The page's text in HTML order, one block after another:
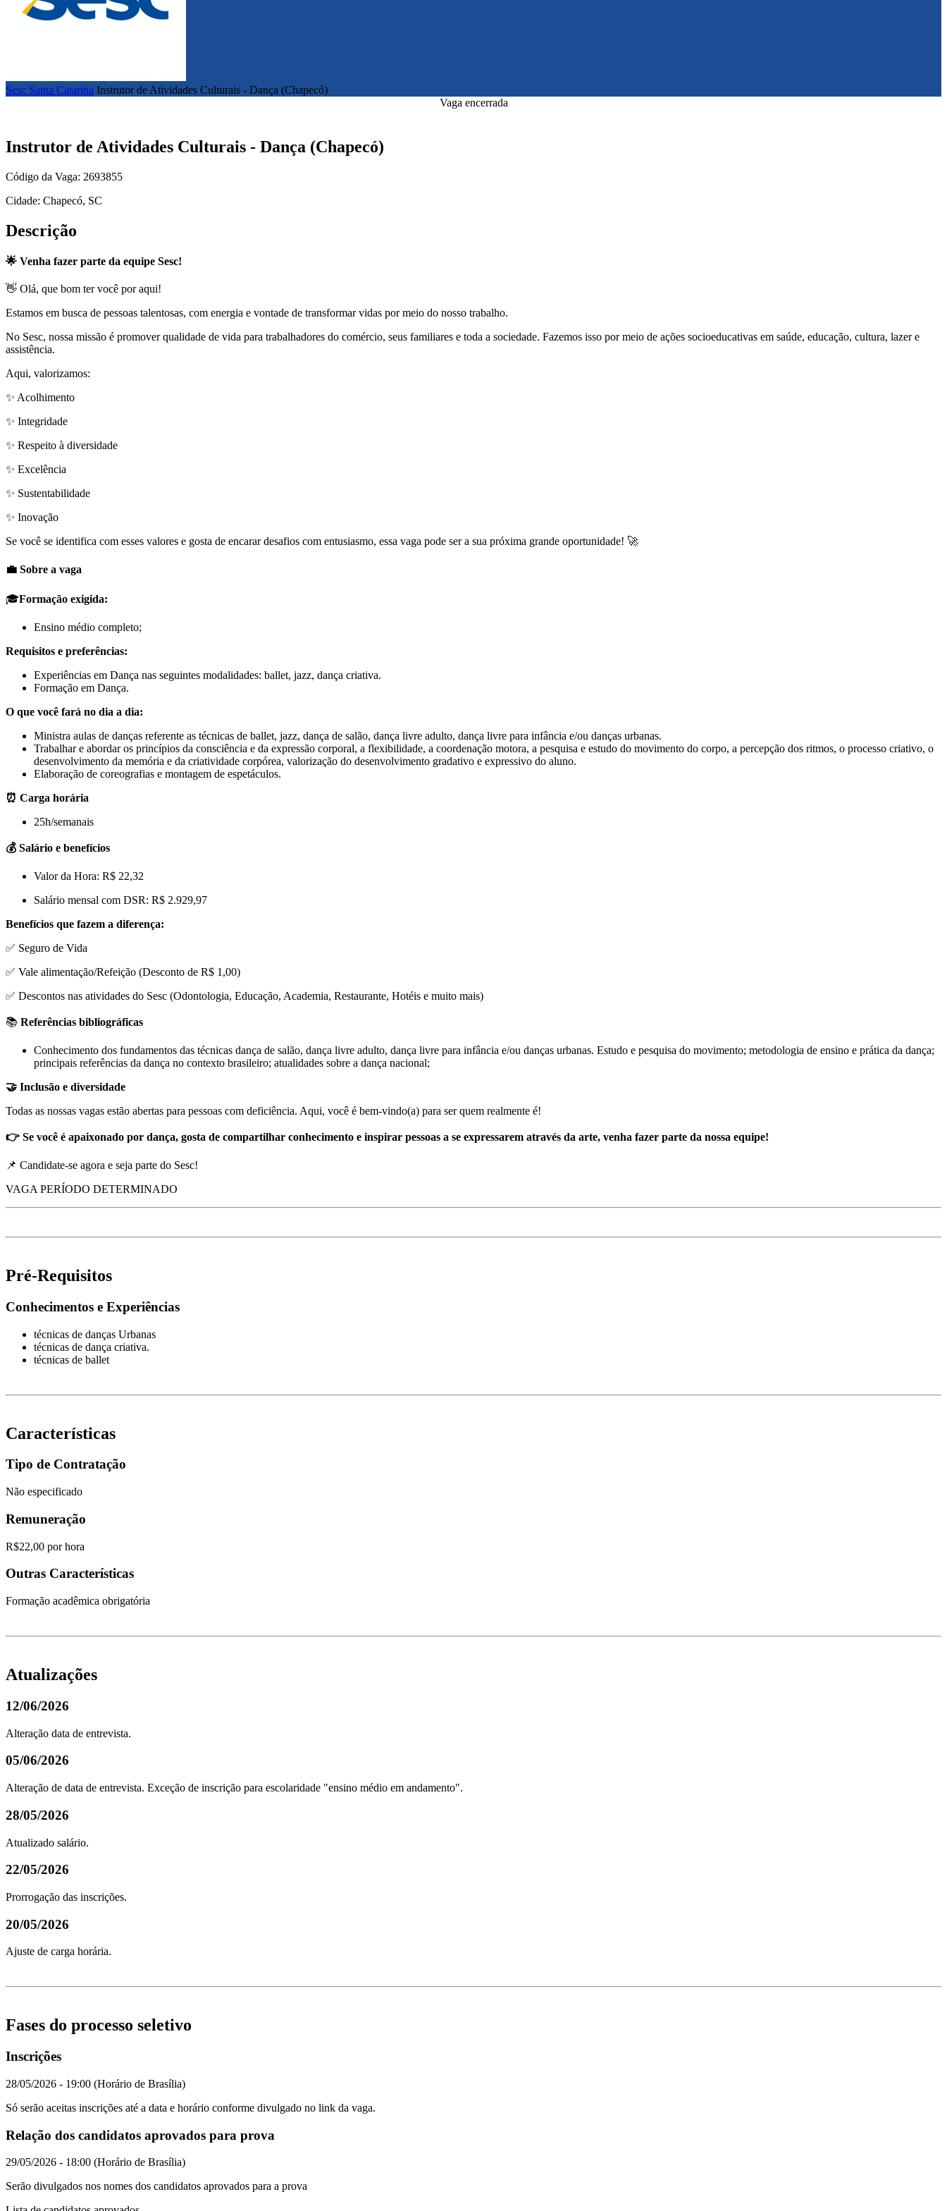
Sesc Santa Catarina Instrutor de Atividades Culturais - Dança (Chapecó)
Vaga encerrada
Instrutor de Atividades Culturais - Dança (Chapecó)
Código da Vaga: 2693855
Cidade: Chapecó, SC
Descrição
🌟 Venha fazer parte da equipe Sesc!
👋 Olá, que bom ter você por aqui!
Estamos em busca de pessoas talentosas, com energia e vontade de transformar vidas por meio do nosso trabalho.
No Sesc, nossa missão é promover qualidade de vida para trabalhadores do comércio, seus familiares e toda a sociedade. Fazemos isso por meio de ações socioeducativas em saúde, educação, cultura, lazer e
assistência.
Aqui, valorizamos:
✨ Acolhimento
✨ Integridade
✨ Respeito à diversidade
✨ Excelência
✨ Sustentabilidade
✨ Inovação
Se você se identifica com esses valores e gosta de encarar desafios com entusiasmo, essa vaga pode ser a sua próxima grande oportunidade! 🚀
💼 Sobre a vaga
🎓Formação exigida:
Ensino médio completo;
Requisitos e preferências:
Experiências em Dança nas seguintes modalidades: ballet, jazz, dança criativa.
Formação em Dança.
O que você fará no dia a dia:
Ministra aulas de danças referente as técnicas de ballet, jazz, dança de salão, dança livre adulto, dança livre para infância e/ou danças urbanas.
Trabalhar e abordar os princípios da consciência e da expressão corporal, a flexibilidade, a coordenação motora, a pesquisa e estudo do movimento do corpo, a percepção dos ritmos, o processo criativo, o
desenvolvimento da memória e da criatividade corpórea, valorização do desenvolvimento gradativo e expressivo do aluno.
Elaboração de coreografias e montagem de espetáculos.
⏰ Carga horária
25h/semanais
💰 Salário e benefícios
Valor da Hora: R$ 22,32
Salário mensal com DSR: R$ 2.929,97
Benefícios que fazem a diferença:
✅ Seguro de Vida
✅ Vale alimentação/Refeição (Desconto de R$ 1,00)
✅ Descontos nas atividades do Sesc (Odontologia, Educação, Academia, Restaurante, Hotéis e muito mais)
📚 Referências bibliográficas
Conhecimento dos fundamentos das técnicas dança de salão, dança livre adulto, dança livre para infância e/ou danças urbanas. Estudo e pesquisa do movimento; metodologia de ensino e prática da dança;
principais referências da dança no contexto brasileiro; atualidades sobre a dança nacional;
🤝 Inclusão e diversidade
Todas as nossas vagas estão abertas para pessoas com deficiência. Aqui, você é bem-vindo(a) para ser quem realmente é!
👉 Se você é apaixonado por dança, gosta de compartilhar conhecimento e inspirar pessoas a se expressarem através da arte, venha fazer parte da nossa equipe!
📌 Candidate-se agora e seja parte do Sesc!
VAGA PERÍODO DETERMINADO
Pré-Requisitos
Conhecimentos e Experiências
técnicas de danças Urbanas
técnicas de dança criativa.
técnicas de ballet
Características
Tipo de Contratação
Não especificado
Remuneração
R$22,00 por hora
Outras Características
Formação acadêmica obrigatória
Atualizações
12/06/2026
Alteração data de entrevista.
05/06/2026
Alteração de data de entrevista. Exceção de inscrição para escolaridade "ensino médio em andamento".
28/05/2026
Atualizado salário.
22/05/2026
Prorrogação das inscrições.
20/05/2026
Ajuste de carga horária.
Fases do processo seletivo
Inscrições
28/05/2026 - 19:00 (Horário de Brasília)
Só serão aceitas inscrições até a data e horário conforme divulgado no link da vaga.
Relação dos candidatos aprovados para prova
29/05/2026 - 18:00 (Horário de Brasília)
Serão divulgados nos nomes dos candidatos aprovados para a prova